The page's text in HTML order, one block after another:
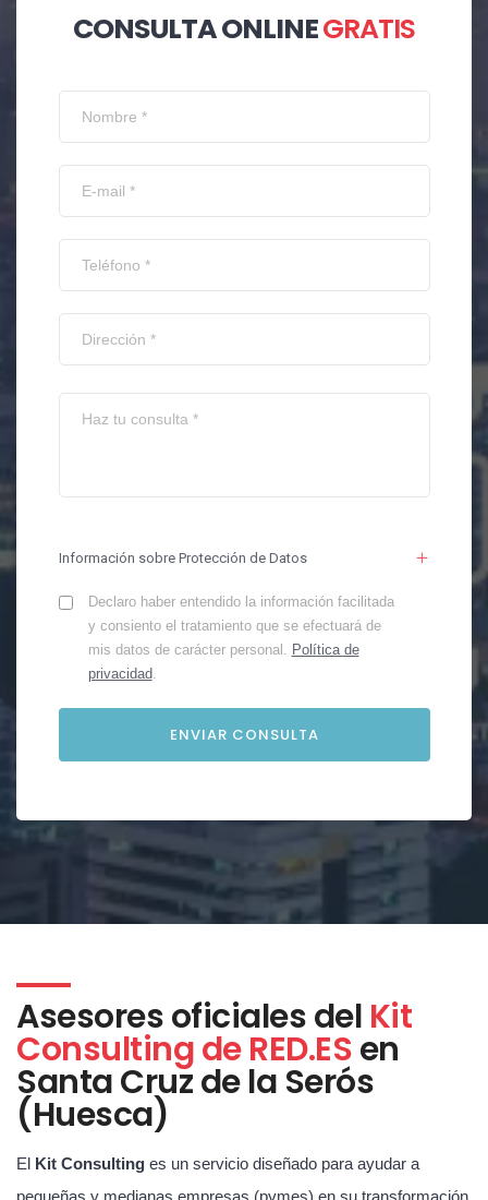
CONSULTA ONLINEGRATIS
Información sobre Protección de Datos
Declaro haber entendido la información facilitada
y consiento el tratamiento que se efectuará de
mis datos de carácter personal. Política de
privacidad.
Asesores oficiales del Kit
Consulting de RED.ESen
Santa Cruz de la Serós
(Huesca)
El Kit Consulting es un servicio diseñado para ayudar a
pequeñas y medianas empresas (pymes) en su transformación